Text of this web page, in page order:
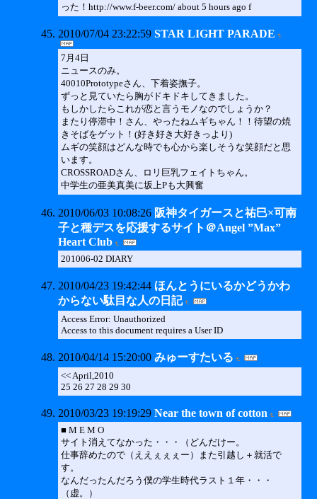
った！http://www.f-beer.com/ about 5 hours ago f
2010/07/04 23:22:59 STAR LIGHT PARADE
7月4日
ニュースのみ。
40010Prototypeさん、下着姿撫子。
ずっと見ていたら胸がドキドキしてきました。
もしかしたらこれが恋と言うモノなのでしょうか？
またり停滞中！さん、やったねムギちゃん！！待望の焼
きそばをゲット！(好き好き大好きっより)
ムギの笑顔はどんな時でも心から楽しそうな笑顔だと思
います。
CROSSROADさん、ロリ巨乳フェイトちゃん。
中学生の亜美真美に坂上Pも大興奮
2010/06/03 10:08:26 阪神タイガースと祐巳×可南
子と種デスを応援するサイト＠Angel ”Max”
Heart Club
201006-02 DIARY
2010/04/23 19:42:44 ほんとうにいるかどうかわ
からない駄目な人の日記
Access Error: Unauthorized
Access to this document requires a User ID
2010/04/14 15:20:00 みゅーすたいる
<< April,2010
25 26 27 28 29 30
2010/03/23 19:19:29 Near the town of cotton
■ M E M O
サイト消えてなかった・・・（どんだけー。
仕事辞めたので（ええぇぇぇー）また引越し＋就活で
す。
なんだったんだろう僕の学生時代ラスト１年・・・
（虚。）